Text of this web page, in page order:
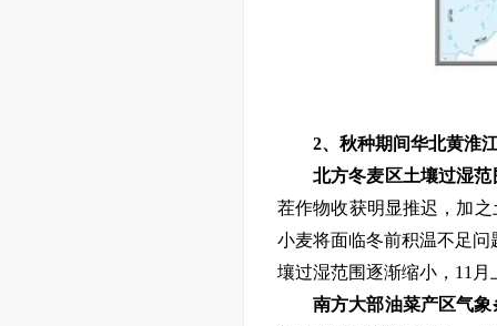
2、 秋种期间华北黄淮
北方冬麦区土壤过湿范
茬作物收获明显推迟，加
小麦将面临冬前积温不足问
壤过湿范围逐渐缩小， 11月
南方大部油菜产区气象